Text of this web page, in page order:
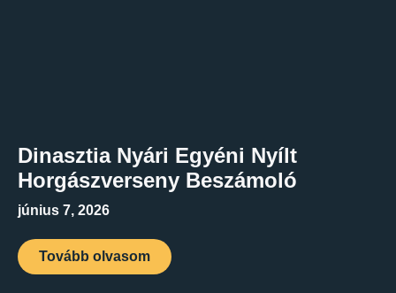
Dinasztia Nyári Egyéni Nyílt
Horgászverseny Beszámoló
június 7, 2026
Tovább olvasom